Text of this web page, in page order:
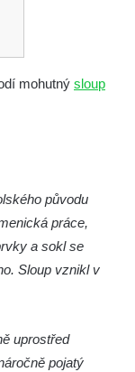
mohutný sloup
původu
práce,
a sokl se
Sloup vznikl v
uprostřed
pojatý